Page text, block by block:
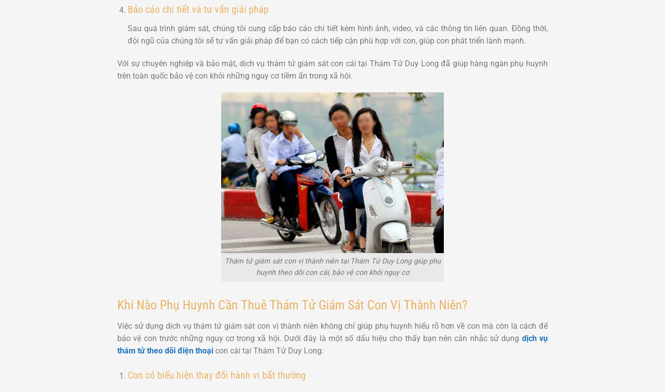
Báo cáo chi tiết và tư vấn giải pháp
Sau quá trình giám sát, chúng tôi cung cấp báo cáo chi tiết kèm hình ảnh, video, và các thông tin liên quan. Đồng thời,
đội ngũ của chúng tôi sẽ tư vấn giải pháp để bạn có cách tiếp cận phù hợp với con, giúp con phát triển lành mạnh.
Với sự chuyên nghiệp và bảo mật, dịch vụ thám tử giám sát con cái tại Thám Tử Duy Long đã giúp hàng ngàn phụ huynh
trên toàn quốc bảo vệ con khỏi những nguy cơ tiềm ẩn trong xã hội.
Thám tử giám sát con vị thành niên tại Thám Tử Duy Long giúp phụ
huynh theo dõi con cái, bảo vệ con khỏi nguy cơ
Khi Nào Phụ Huynh Cần Thuê Thám Tử Giám Sát Con Vị Thành Niên?
Việc sử dụng dịch vụ thám tử giám sát con vị thành niên không chỉ giúp phụ huynh hiểu rõ hơn về con mà còn là cách để
bảo vệ con trước những nguy cơ trong xã hội. Dưới đây là một số dấu hiệu cho thấy bạn nên cân nhắc sử dụng dịch vụ
thám tử theo dõi điện thoại con cái tại Thám Tử Duy Long:
Con có biểu hiện thay đổi hành vi bất thường